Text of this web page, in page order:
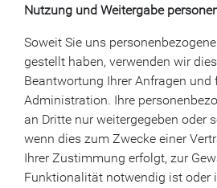
Nutzung und Weitergabe
Soweit Sie uns
gestellt haben, verwenden wir
Beantwortung Ihrer Anfragen und
Administration. Ihre
an Dritte nur weitergegeben oder
wenn dies zum Zwecke einer
Ihrer Zustimmung erfolgt, zur
Funktionalität notwendig ist oder